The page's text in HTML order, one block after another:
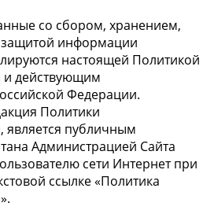
со сбором, хранением,
информации
настоящей Политикой
и действующим
Федерации.
Политики
является публичным
Администрацией Сайта
сети Интернет при
ссылке «Политика